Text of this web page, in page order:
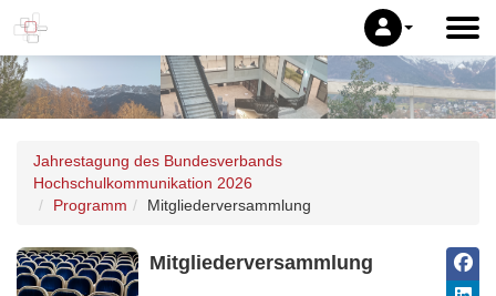
Jahrestagung des Bundesverbands
Hochschulkommunikation 2026
Programm
Mitgliederversammlung
Mitgliederversammlung